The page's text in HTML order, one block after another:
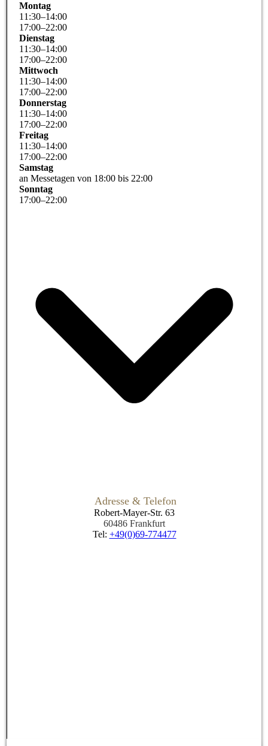
Montag
11 :30–14:00
17:00–22:00
Dienstag
11 :30–14:00
17:00–22:00
Mittwoch
11 :30–14:00
17:00–22:00
Donnerstag
11 :30–14:00
17:00–22:00
Freitag
11 :30–14:00
17:00–22:00
Samstag
an Messetagen von 18:00 bis 22:00
Sonntag
17:00–22:00
Adresse & Telefon
Robert-Mayer-Str. 63
60486 Frankfurt
Tel: +49(0)69-774477